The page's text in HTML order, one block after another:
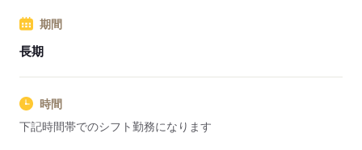
期間
長期
時間
下記時間帯でのシフト勤務になります